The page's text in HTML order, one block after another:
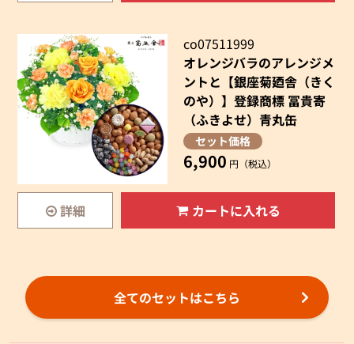
co07511999
オレンジバラのアレンジメ
ントと【銀座菊廼舎（きく
のや）】登録商標 冨貴寄
（ふきよせ）青丸缶
セット価格
6,900 円（税込）
詳細 カートに入れる
全てのセットはこちら